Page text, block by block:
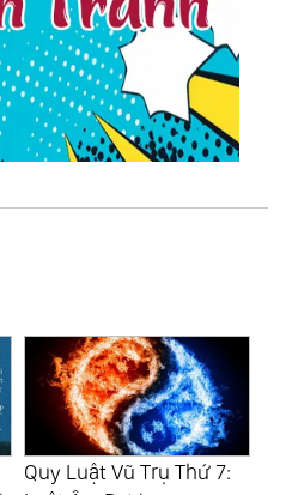
Quy Luật Vũ Trụ Thứ 8: